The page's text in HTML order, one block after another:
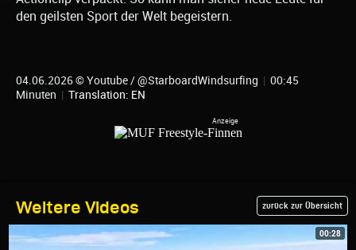
den geilsten Sport der Welt begeistern.
04.06.2026 © Youtube / @StarboardWindsurfing | 00:45
Minuten | Translation: EN
Weitere Videos zurück zur Übersicht
00:28